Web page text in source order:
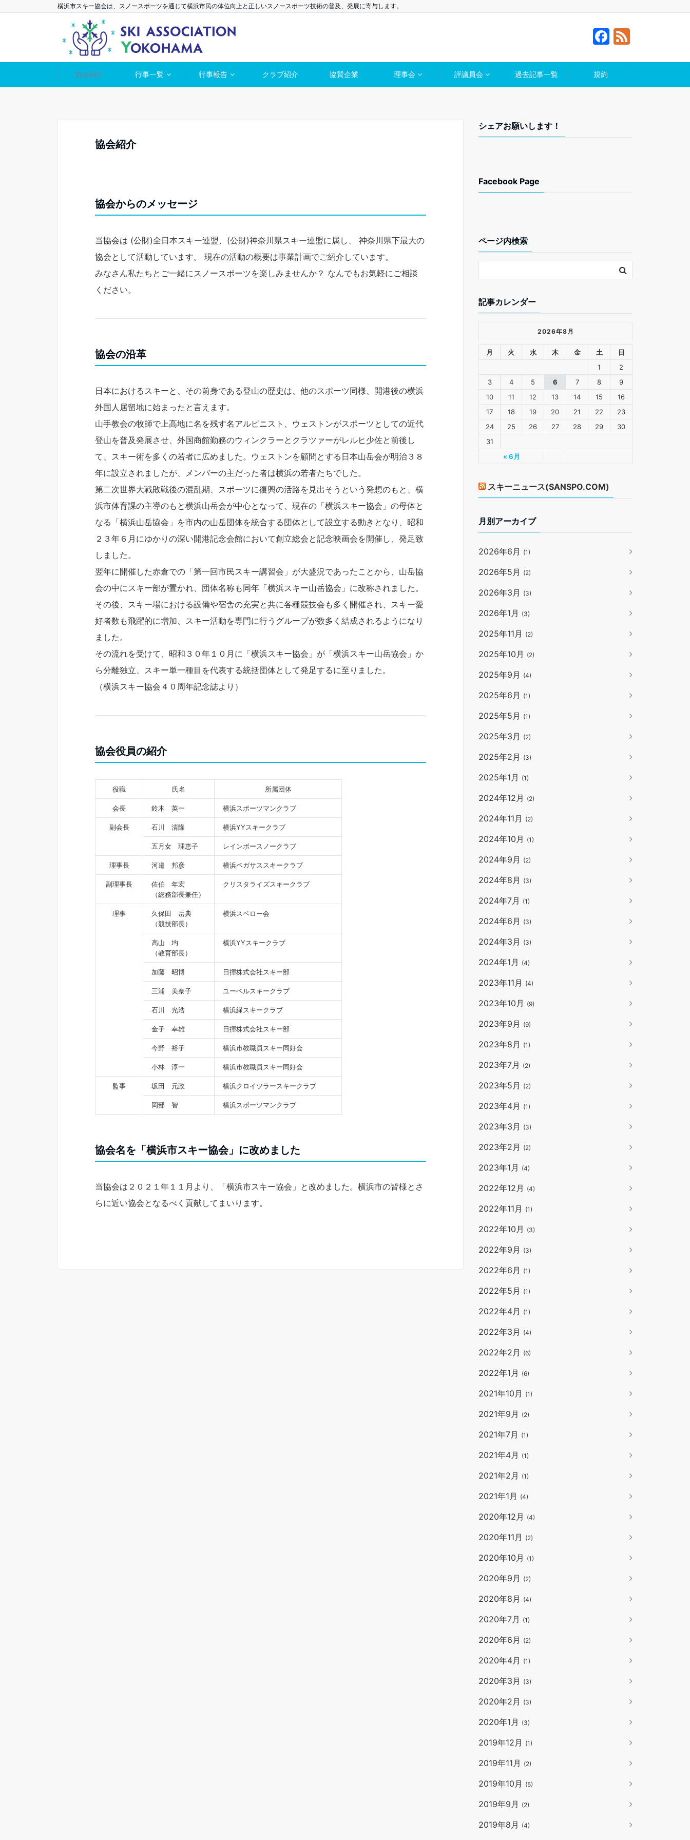
横浜市スキー協会は、スノースポーツを通じて横浜市民の体位向上と正しいスノースポーツ技術の普及、発展に寄与します。
F
c
e
F
e
d
協会紹介 行事一覧 行事報告 クラブ紹介 協賛企業 理事会 評議員会 過去記事一覧 規約
協会紹介
協会からのメッセージ
当協会は (公財)全日本スキー連盟、(公財)神奈川県スキー連盟に属し、 神奈川県下最大の
協会として活動しています。 現在の活動の概要は事業計画でご紹介しています。
みなさん私たちとご一緒にスノースポーツを楽しみませんか？ なんでもお気軽にご相談
ください。
協会の沿革
日本におけるスキーと、その前身である登山の歴史は、他のスポーツ同様、開港後の横浜
外国人居留地に始まったと言えます。
山手教会の牧師で上高地に名を残す名アルピニスト、ウェストンがスポーツとしての近代
登山を普及発展させ、外国商館勤務のウィンクラーとクラツァーがレルヒ少佐と前後し
て、スキー術を多くの若者に広めました。ウェストンを顧問とする日本山岳会が明治３８
年に設立されましたが、メンバーの主だった者は横浜の若者たちでした。
第二次世界大戦敗戦後の混乱期、スポーツに復興の活路を見出そうという発想のもと、横
浜市体育課の主導のもと横浜山岳会が中心となって、現在の「横浜スキー協会」の母体と
なる「横浜山岳協会」を市内の山岳団体を統合する団体として設立する動きとなり、昭和
２３年６月にゆかりの深い開港記念会館において創立総会と記念映画会を開催し、発足致
しました。
翌年に開催した赤倉での「第一回市民スキー講習会」が大盛況であったことから、山岳協
会の中にスキー部が置かれ、団体名称も同年「横浜スキー山岳協会」に改称されました。
その後、スキー場における設備や宿舎の充実と共に各種競技会も多く開催され、スキー愛
好者数も飛躍的に増加、スキー活動を専門に行うグループが数多く結成されるようになり
ました。
その流れを受けて、昭和３０年１０月に「横浜スキー協会」が「横浜スキー山岳協会」か
ら分離独立、スキー単一種目を代表する統括団体として発足するに至りました。
（横浜スキー協会４０周年記念誌より）
協会役員の紹介
役職 氏名 所属団体
会長 鈴木 英一 横浜スポーツマンクラブ
副会長 石川 清隆 横浜YYスキークラブ
五月女 理恵子 レインボースノークラブ
理事長 河邉 邦彦 横浜ペガサススキークラブ
副理事長
佐伯 年宏
（総務部長兼任）
クリスタライズスキークラブ
理事
久保田 岳典
（競技部長）
横浜スベロー会
高山 均
（教育部長）
横浜YYスキークラブ
加藤 昭博 日揮株式会社スキー部
三浦 美奈子 ユーベルスキークラブ
石川 光浩 横浜緑スキークラブ
金子 幸雄 日揮株式会社スキー部
今野 裕子 横浜市教職員スキー同好会
小林 淳一 横浜市教職員スキー同好会
監事 坂田 元政 横浜クロイツラースキークラブ
岡部 智 横浜スポーツマンクラブ
協会名を「横浜市スキー協会」に改めました
当協会は２０２１年１１月より、「横浜市スキー協会」と改めました。横浜市の皆様とさ
らに近い協会となるべく貢献してまいります。
シェアお願いします！
Facebook Page
ページ内検索
記事カレンダー
2026年8月
月 火 水 木 金 土 日
« 6月
1
2
3
4 5 6 7 8
9
10
11 12 13 14 15
16
17
18 19 20 21 22
23
24
25 26 27 28 29
30
31
スキーニュース(SANSPO.COM)
月別アーカイブ
2026年6月 (1)
2026年5月 (2)
2026年3月 (3)
2026年1月 (3)
2025年11月 (2)
2025年10月 (2)
2025年9月 (4)
2025年6月 (1)
2025年5月 (1)
2025年3月 (2)
2025年2月 (3)
2025年1月 (1)
2024年12月 (2)
2024年11月 (2)
2024年10月 (1)
2024年9月 (2)
2024年8月 (3)
2024年7月 (1)
2024年6月 (3)
2024年3月 (3)
2024年1月 (4)
2023年11月 (4)
2023年10月 (9)
2023年9月 (9)
2023年8月 (1)
2023年7月 (2)
2023年5月 (2)
2023年4月 (1)
2023年3月 (3)
2023年2月 (2)
2023年1月 (4)
2022年12月 (4)
2022年11月 (1)
2022年10月 (3)
2022年9月 (3)
2022年6月 (1)
2022年5月 (1)
2022年4月 (1)
2022年3月 (4)
2022年2月 (6)
2022年1月 (6)
2021年10月 (1)
2021年9月 (2)
2021年7月 (1)
2021年4月 (1)
2021年2月 (1)
2021年1月 (4)
2020年12月 (4)
2020年11月 (2)
2020年10月 (1)
2020年9月 (2)
2020年8月 (4)
2020年7月 (1)
2020年6月 (2)
2020年4月 (1)
2020年3月 (3)
2020年2月 (3)
2020年1月 (3)
2019年12月 (1)
2019年11月 (2)
2019年10月 (5)
2019年9月 (2)
2019年8月 (4)